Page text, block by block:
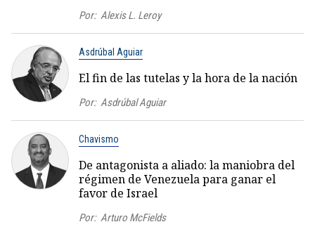
Por: Alexis L. Leroy
Asdrúbal Aguiar
El fin de las tutelas y la hora de la nación
Por: Asdrúbal Aguiar
Chavismo
De antagonista a aliado: la maniobra del
régimen de Venezuela para ganar el
favor de Israel
Por: Arturo McFields